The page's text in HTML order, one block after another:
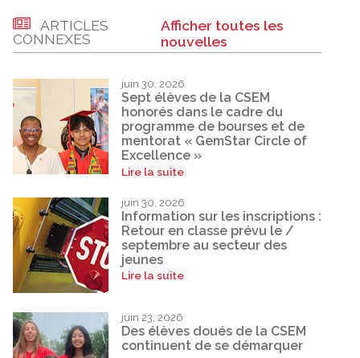
ARTICLES
CONNEXES
Afficher toutes les
nouvelles
juin 30, 2026
Sept élèves de la CSEM
honorés dans le cadre du
programme de bourses et de
mentorat « GemStar Circle of
Excellence »
Lire la suite
juin 30, 2026
Information sur les inscriptions :
Retour en classe prévu le /
septembre au secteur des
jeunes
Lire la suite
juin 23, 2026
Des élèves doués de la CSEM
continuent de se démarquer